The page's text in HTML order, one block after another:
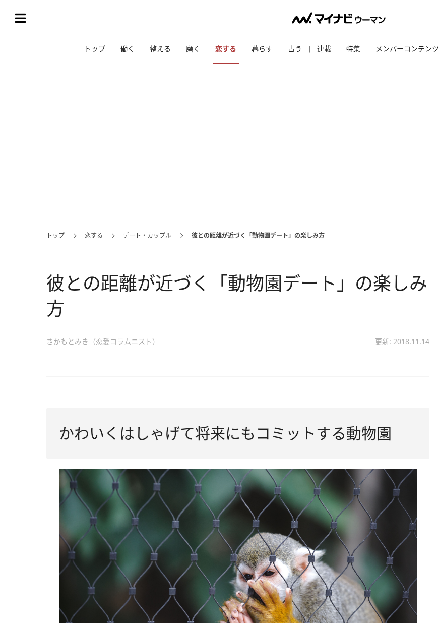
トップ 働く 整える 磨く 恋する 暮らす 占う 連載 特集 メンバーコンテンツ
トップ 恋する デート・カップル 彼との距離が近づく「動物園デート」の楽しみ方
彼との距離が近づく「動物園デート」の楽しみ
方
さかもとみき（恋愛コラムニスト） 更新: 2018.11.14
かわいくはしゃげて将来にもコミットする動物園